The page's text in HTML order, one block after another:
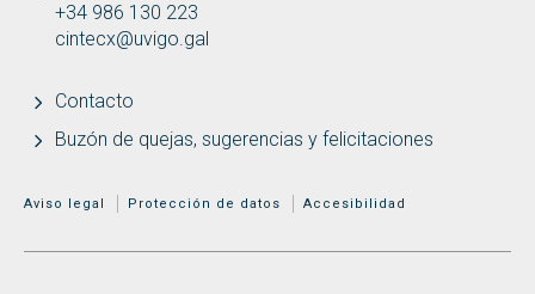
+34 986 130 223
cintecx@uvigo.gal
Contacto
Buzón de quejas, sugerencias y felicitaciones
MENÚ ADICIONAL
Aviso legal Protección de datos Accesibilidad